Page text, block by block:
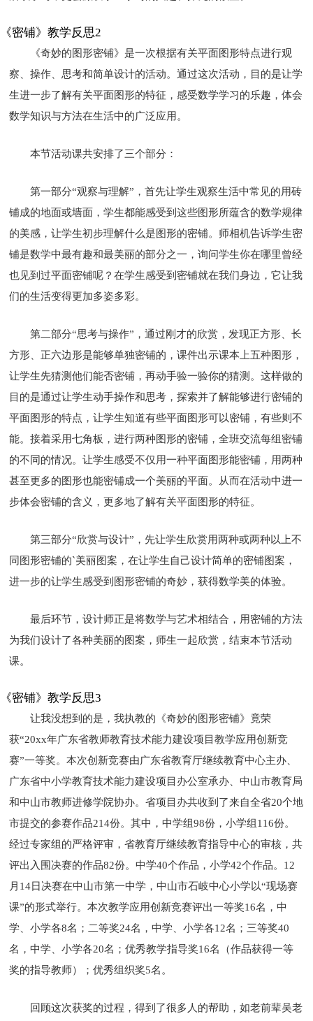
《密铺》教学反思2
《奇妙的图形密铺》是一次根据有关平面图形特点进行观
察、操作、思考和简单设计的活动。通过这次活动，目的是让学
生进一步了解有关平面图形的特征，感受数学学习的乐趣，体会
数学知识与方法在生活中的广泛应用。
本节活动课共安排了三个部分：
第一部分“观察与理解”，首先让学生观察生活中常见的用砖
铺成的地面或墙面，学生都能感受到这些图形所蕴含的数学规律
的美感，让学生初步理解什么是图形的密铺。师相机告诉学生密
铺是数学中最有趣和最美丽的部分之一，询问学生你在哪里曾经
也见到过平面密铺呢？在学生感受到密铺就在我们身边，它让我
们的生活变得更加多姿多彩。
第二部分“思考与操作”，通过刚才的欣赏，发现正方形、长
方形、正六边形是能够单独密铺的，课件出示课本上五种图形，
让学生先猜测他们能否密铺，再动手验一验你的猜测。这样做的
目的是通过让学生动手操作和思考，探索并了解能够进行密铺的
平面图形的特点，让学生知道有些平面图形可以密铺，有些则不
能。接着采用七角板，进行两种图形的密铺，全班交流每组密铺
的不同的情况。让学生感受不仅用一种平面图形能密铺，用两种
甚至更多的图形也能密铺成一个美丽的平面。从而在活动中进一
步体会密铺的含义，更多地了解有关平面图形的特征。
第三部分“欣赏与设计”，先让学生欣赏用两种或两种以上不
同图形密铺的`美丽图案，在让学生自己设计简单的密铺图案，
进一步的让学生感受到图形密铺的奇妙，获得数学美的体验。
最后环节，设计师正是将数学与艺术相结合，用密铺的方法
为我们设计了各种美丽的图案，师生一起欣赏，结束本节活动
课。
《密铺》教学反思3
让我没想到的是，我执教的《奇妙的图形密铺》竟荣
获“20xx年广东省教师教育技术能力建设项目教学应用创新竞
赛”一等奖。本次创新竞赛由广东省教育厅继续教育中心主办、
广东省中小学教育技术能力建设项目办公室承办、中山市教育局
和中山市教师进修学院协办。省项目办共收到了来自全省20个地
市提交的参赛作品214份。其中，中学组98份，小学组116份。
经过专家组的严格评审，省教育厅继续教育指导中心的审核，共
评出入围决赛的作品82份。中学40个作品，小学42个作品。12
月14日决赛在中山市第一中学，中山市石岐中心小学以“现场赛
课”的形式举行。本次教学应用创新竞赛评出一等奖16名，中
学、小学各8名；二等奖24名，中学、小学各12名；三等奖40
名，中学、小学各20名；优秀教学指导奖16名（作品获得一等
奖的指导教师）；优秀组织奖5名。
回顾这次获奖的过程，得到了很多人的帮助，如老前辈吴老